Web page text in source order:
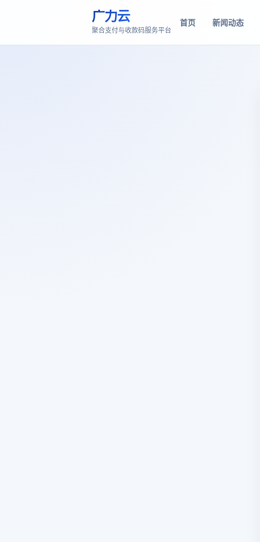
广力云
聚合支付与收款码服务平台
首页 新闻动态